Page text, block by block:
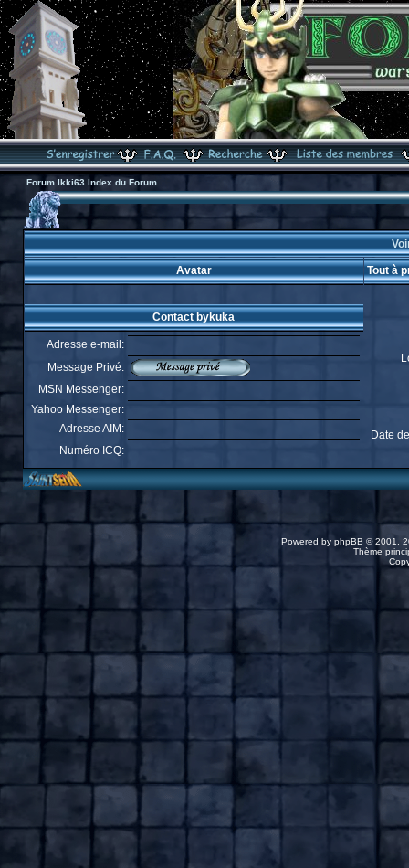
Forum Ikki63 Index du Forum
Avatar Tout à
Date
Contact bykuka
Adresse e-mail:
Message Privé:
MSN Messenger:
Yahoo Messenger:
Adresse AIM:
Numéro ICQ:
Powered by phpBB © 2001,
Thème